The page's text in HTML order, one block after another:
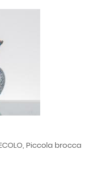
Piccola brocca